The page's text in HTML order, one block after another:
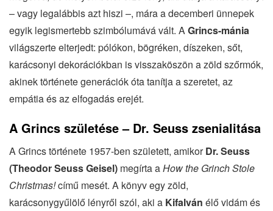
– vagy legalábbis azt hiszi –, mára a decemberi ünnepek
egyik legismertebb szimbólumává vált. AGrincs-mánia
világszerte elterjedt: pólókon, bögréken, díszeken, sőt,
karácsonyi dekorációkban is visszaköszön a zöld szőrmók,
akinek története generációk óta tanítja a szeretet, az
empátia és az elfogadás erejét.
A Grincs születése – Dr. Seuss zsenialitása
A Grincs története 1957-ben született, amikorDr. Seuss
(Theodor Seuss Geisel) megírta aHow the Grinch Stole
Christmas!című mesét. A könyv egy zöld,
karácsonygyűlölő lényről szól, aki a Kifalván élő vidám és